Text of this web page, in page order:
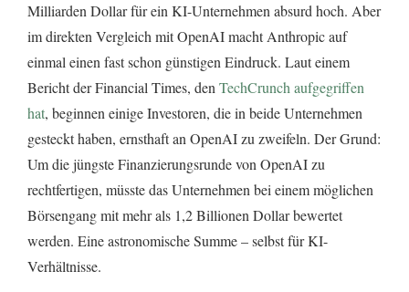
Milliarden Dollar für ein KI-Unternehmen absurd hoch. Aber
im direkten Vergleich mit OpenAI macht Anthropic auf
einmal einen fast schon günstigen Eindruck. Laut einem
Bericht der Financial Times, den TechCrunch aufgegriffen
hat, beginnen einige Investoren, die in beide Unternehmen
gesteckt haben, ernsthaft an OpenAI zu zweifeln. Der Grund:
Um die jüngste Finanzierungsrunde von OpenAI zu
rechtfertigen, müsste das Unternehmen bei einem möglichen
Börsengang mit mehr als 1,2 Billionen Dollar bewertet
werden. Eine astronomische Summe – selbst für KI-
Verhältnisse.